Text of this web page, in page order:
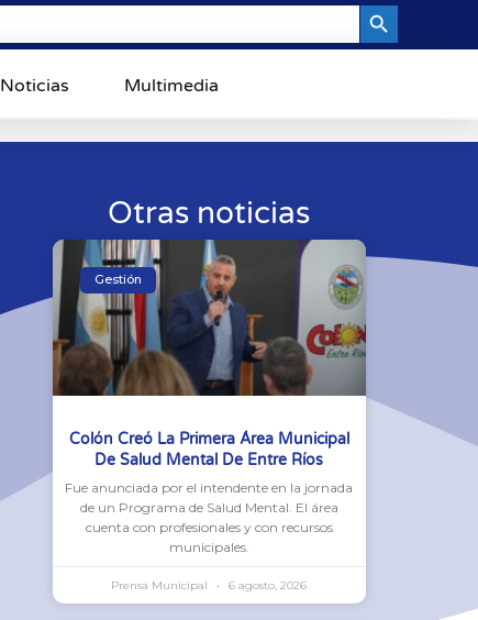
Noticias Multimedia
Otras noticias
Gestión
Colón Creó La Primera Área Municipal
De Salud Mental De Entre Ríos
Fue anunciada por el intendente en la jornada
de un Programa de Salud Mental. El área
cuenta con profesionales y con recursos
municipales.
Prensa Municipal 6 agosto, 2026